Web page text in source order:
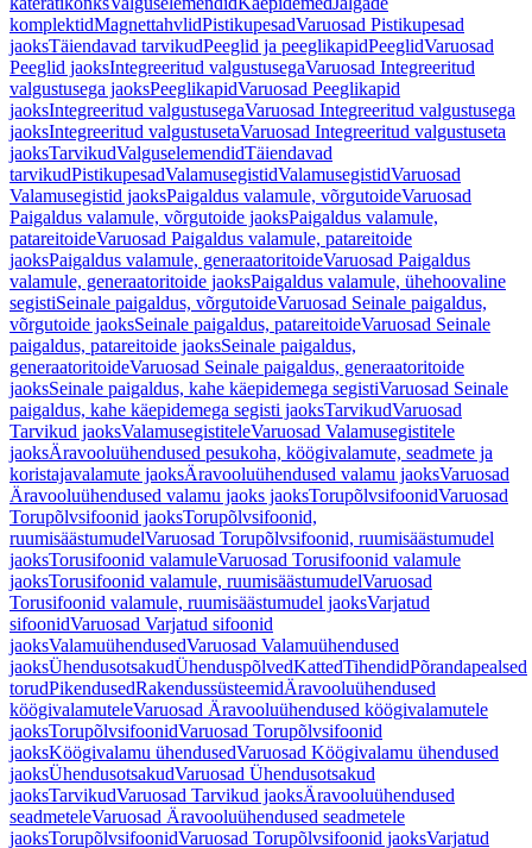
komplektidMagnettahvlidPistikupesadVaruosad Pistikupesad
jaoksTäiendavad tarvikudPeeglid ja peeglikapidPeeglidVaruosad
Peeglid jaoksIntegreeritud valgustusegaVaruosad Integreeritud
valgustusega jaoksPeeglikapidVaruosad Peeglikapid
jaoksIntegreeritud valgustusegaVaruosad Integreeritud valgustusega
jaoksIntegreeritud valgustusetaVaruosad Integreeritud valgustuseta
jaoksTarvikudValguselemendidTäiendavad
tarvikudPistikupesadValamusegistidValamusegistidVaruosad
Valamusegistid jaoksPaigaldus valamule, võrgutoideVaruosad
Paigaldus valamule, võrgutoide jaoksPaigaldus valamule,
patareitoideVaruosad Paigaldus valamule, patareitoide
jaoksPaigaldus valamule, generaatoritoideVaruosad Paigaldus
valamule, generaatoritoide jaoksPaigaldus valamule, ühehoovaline
segistiSeinale paigaldus, võrgutoideVaruosad Seinale paigaldus,
võrgutoide jaoksSeinale paigaldus, patareitoideVaruosad Seinale
paigaldus, patareitoide jaoksSeinale paigaldus,
generaatoritoideVaruosad Seinale paigaldus, generaatoritoide
jaoksSeinale paigaldus, kahe käepidemega segistiVaruosad Seinale
paigaldus, kahe käepidemega segisti jaoksTarvikudVaruosad
Tarvikud jaoksValamusegistiteleVaruosad Valamusegistitele
jaoksÄravooluühendused pesukoha, köögivalamute, seadmete ja
koristajavalamute jaoksÄravooluühendused valamu jaoksVaruosad
Äravooluühendused valamu jaoks jaoksTorupõlvsifoonidVaruosad
Torupõlvsifoonid jaoksTorupõlvsifoonid,
ruumisäästumudelVaruosad Torupõlvsifoonid, ruumisäästumudel
jaoksTorusifoonid valamuleVaruosad Torusifoonid valamule
jaoksTorusifoonid valamule, ruumisäästumudelVaruosad
Torusifoonid valamule, ruumisäästumudel jaoksVarjatud
sifoonidVaruosad Varjatud sifoonid
jaoksValamuühendusedVaruosad Valamuühendused
jaoksÜhendusotsakudÜhenduspõlvedKattedTihendidPõrandapealsed
torudPikendusedRakendussüsteemidÄravooluühendused
köögivalamuteleVaruosad Äravooluühendused köögivalamutele
jaoksTorupõlvsifoonidVaruosad Torupõlvsifoonid
jaoksKöögivalamu ühendusedVaruosad Köögivalamu ühendused
jaoksÜhendusotsakudVaruosad Ühendusotsakud
jaoksTarvikudVaruosad Tarvikud jaoksÄravooluühendused
seadmeteleVaruosad Äravooluühendused seadmetele
jaoksTorupõlvsifoonidVaruosad Torupõlvsifoonid jaoksVarjatud